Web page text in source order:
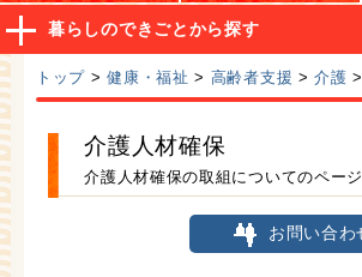
暮らしのできごとから探す
トップ >健康・福祉 > 高齢者支援 >介護
介護人材確保
介護人材確保の取組についてのページ
お問い合わ